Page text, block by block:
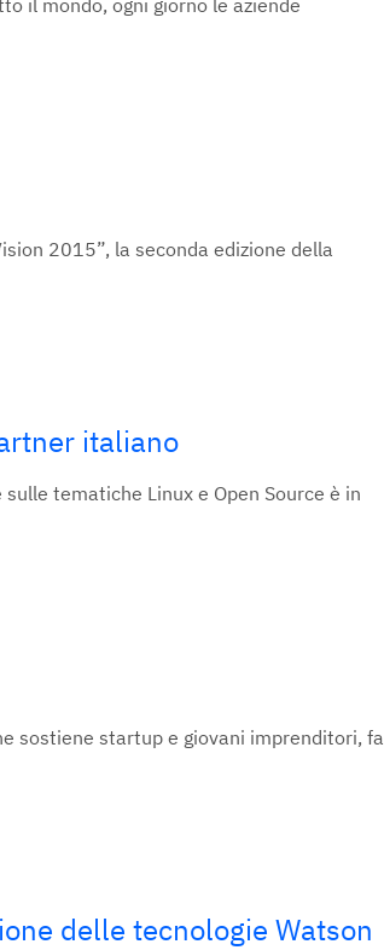
il mondo, ogni giorno le aziende
2015”, la seconda edizione della
italiano
tematiche Linux e Open Source è in
sostiene startup e giovani imprenditori, fa
delle tecnologie Watson